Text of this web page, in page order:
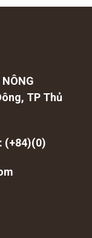
TP Thủ
(+84)(0)